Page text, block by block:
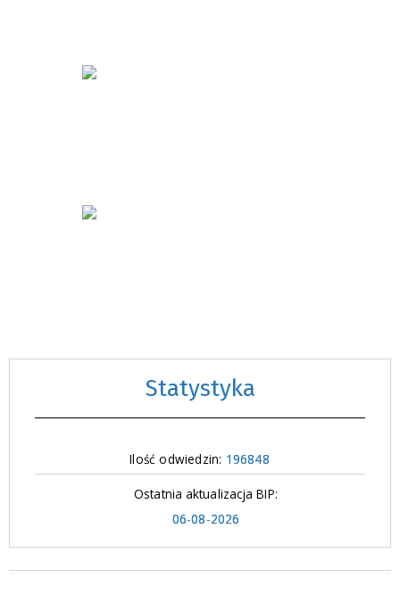
Statystyka
Ilość odwiedzin: 196848
Ostatnia aktualizacja BIP:
06-08-2026